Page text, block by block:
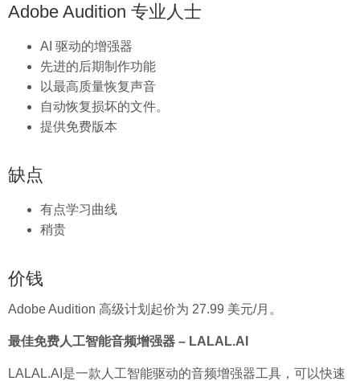
Adobe Audition 专业人士
AI 驱动的增强器
先进的后期制作功能
以最高质量恢复声音
自动恢复损坏的文件。
提供免费版本
缺点
有点学习曲线
稍贵
价钱
Adobe Audition 高级计划起价为 27.99 美元/月。
最佳免费人工智能音频增强器 – LALAL.AI
LALAL.AI是一款人工智能驱动的音频增强器工具，可以快速